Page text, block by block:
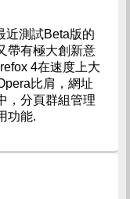
近測試Beta版的
帶有極大創新意
4在速度上大
比肩，網址
，分頁群組管理
功能.